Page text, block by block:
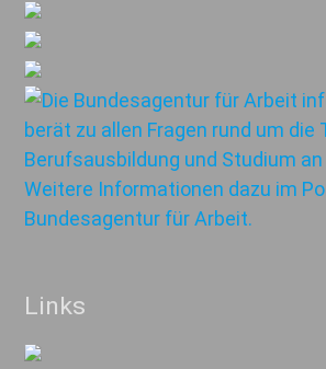
Links